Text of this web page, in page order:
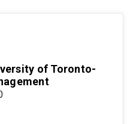
of Toronto-